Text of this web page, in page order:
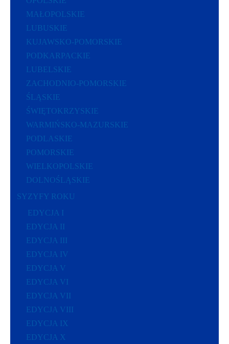
MAŁOPOLSKIE
LUBUSKIE
KUJAWSKO-POMORSKIE
PODKARPACKIE
LUBELSKIE
ZACHODNIO-POMORSKIE
ŚLĄSKIE
ŚWIĘTOKRZYSKIE
WARMIŃSKO-MAZURSKIE
PODLASKIE
POMORSKIE
WIELKOPOLSKIE
DOLNOŚLĄSKIE
SYZYFY ROKU
EDYCJA I
EDYCJA II
EDYCJA III
EDYCJA IV
EDYCJA V
EDYCJA VI
EDYCJA VII
EDYCJA VIII
EDYCJA IX
EDYCJA X